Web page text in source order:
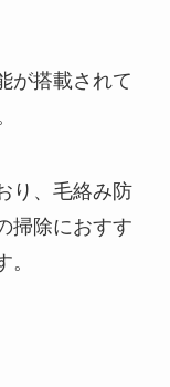
が搭載されて
り、毛絡み防
掃除におすす